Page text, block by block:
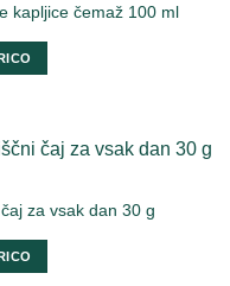
kapljice čemaž 100 ml
za vsak dan 30 g